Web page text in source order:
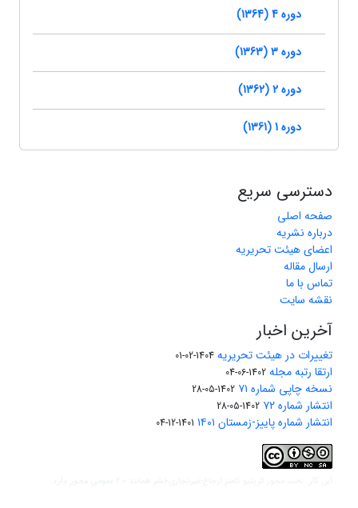
دوره 4 (1364)
دوره 3 (1363)
دوره 2 (1362)
دوره 1 (1361)
دسترسی سریع
صفحه اصلی
درباره نشریه
اعضای هیئت تحریریه
ارسال مقاله
تماس با ما
نقشه سایت
آخرین اخبار
تغییرات در هیئت تحریریه 1404-02-01
ارتقا رتبه مجله 1402-06-04
نسخه چاپی شماره ۷۱ 1402-05-28
انتشار شماره ۷۲ 1402-05-28
انتشار شماره پاییز-زمستان ۱۴۰۱ 1401-12-04